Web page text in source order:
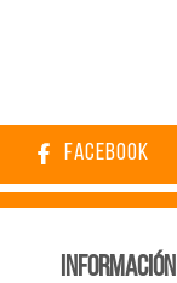
facebook
INFORMACIÓN